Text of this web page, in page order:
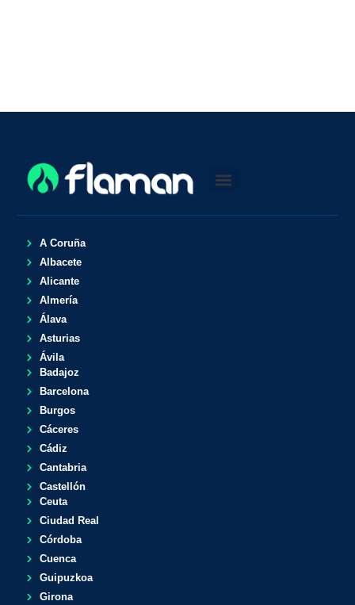
A Coruña
Albacete
Alicante
Almería
Álava
Asturias
Ávila
Badajoz
Barcelona
Burgos
Cáceres
Cádiz
Cantabria
Castellón
Ceuta
Ciudad Real
Córdoba
Cuenca
Guipuzkoa
Girona